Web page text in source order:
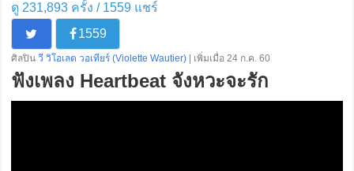
ดู 231,893 ครั้ง / 1559แชร์
1559
ศิลปิน วี วิโอเลต วอเทียร์ (Violette Wautier) | เพิ่มเมื่อ 24 ก.ค. 60
ฟังเพลง Heartbeat จังหวะจะรัก